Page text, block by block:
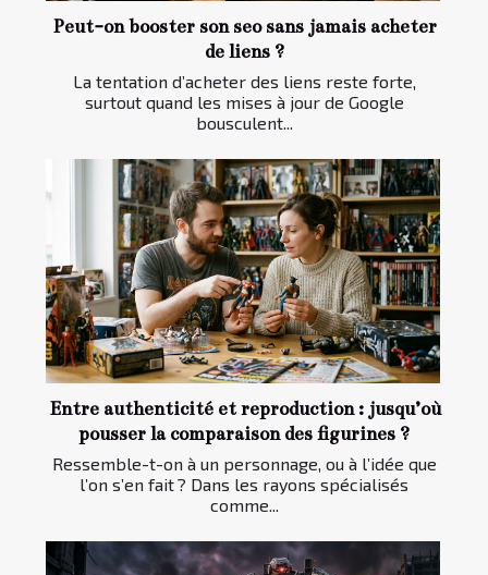
Peut-on booster son seo sans jamais acheter
de liens ?
La tentation d’acheter des liens reste forte,
surtout quand les mises à jour de Google
bousculent...
Entre authenticité et reproduction : jusqu’où
pousser la comparaison des figurines ?
Ressemble-t-on à un personnage, ou à l’idée que
l’on s’en fait ? Dans les rayons spécialisés
comme...